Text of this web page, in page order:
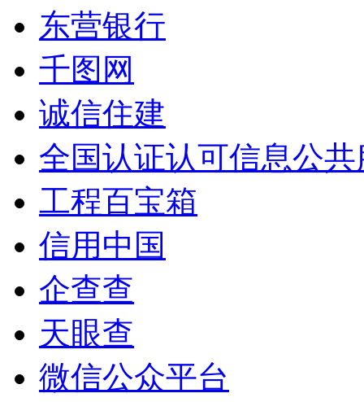
东营银行
千图网
诚信住建
全国认证认可信息公
工程百宝箱
信用中国
企查查
天眼查
微信公众平台